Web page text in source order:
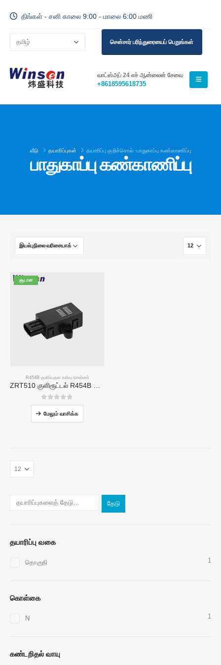
திங்கள் - சனி காலை 9:00 - மாலை 6:00 மணி
சென்சார் பரிந்துரையைப் பெறுங்கள்
வாட்ஸ்அப் 24 எச் ஆன்லைன் சேவை
+8618595618735
வீடு தயாரிப்புகள் தயாரிப்பு குறிச்சொல் -பாதுகாப்பு கண்காணிப்பு
பாதுகாப்பு கண்காணிப்பு
சூடான
R454B குளிர்பதன கசிவு சென்சார்
05 இல்
மேலும் வாசிக்க
தேடு
தயாரிப்பு வகை
தொகுதி 1
கொள்கை
N 1
கண்டறிதல் வாயு
எங்களைத் தொடர்பு கொள்ளுங்கள்
: எண் 299 ஜின்சுவோ சாலை, தேசிய உயர் தொழில்நுட்ப மண்டலம், ஜெங்ஜோ
வாட்ஸ்அப் : +
வெச்சாட்: 18569903598
சூடான தயாரிப்புகள்